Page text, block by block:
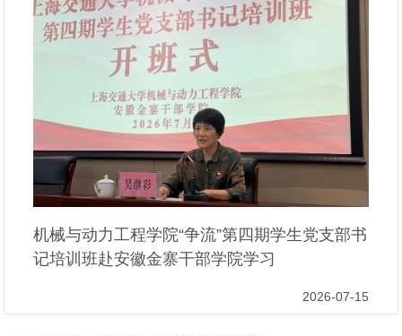
机械与动力工程学院“争流”第四期学生党支部书
记培训班赴安徽金寨干部学院学习
2026-07-15